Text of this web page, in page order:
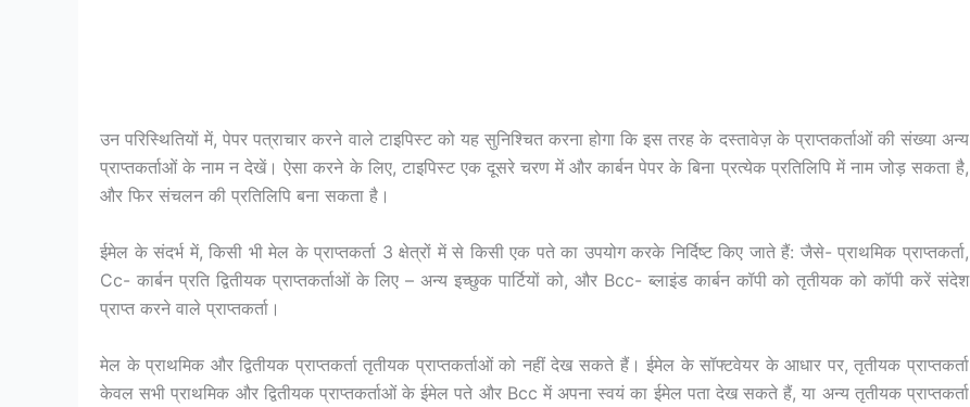
उन परिस्थितियों में, पेपर पत्राचार करने वाले टाइपिस्ट को यह सुनिश्चित करना होगा कि इस तरह के दस्तावेज़ के प्राप्तकर्ताओं की संख्या अन्य
प्राप्तकर्ताओं के नाम न देखें। ऐसा करने के लिए, टाइपिस्ट एक दूसरे चरण में और कार्बन पेपर के बिना प्रत्येक प्रतिलिपि में नाम जोड़ सकता है,
और फिर संचलन की प्रतिलिपि बना सकता है।
ईमेल के संदर्भ में, किसी भी मेल के प्राप्तकर्ता 3 क्षेत्रों में से किसी एक पते का उपयोग करके निर्दिष्ट किए जाते हैं: जैसे- प्राथमिक प्राप्तकर्ता,
Cc- कार्बन प्रति द्वितीयक प्राप्तकर्ताओं के लिए – अन्य इच्छुक पार्टियों को, और Bcc- ब्लाइंड कार्बन कॉपी को तृतीयक को कॉपी करें संदेश
प्राप्त करने वाले प्राप्तकर्ता।
मेल के प्राथमिक और द्वितीयक प्राप्तकर्ता तृतीयक प्राप्तकर्ताओं को नहीं देख सकते हैं। ईमेल के सॉफ्टवेयर के आधार पर, तृतीयक प्राप्तकर्ता
केवल सभी प्राथमिक और द्वितीयक प्राप्तकर्ताओं के ईमेल पते और Bcc में अपना स्वयं का ईमेल पता देख सकते हैं, या अन्य तृतीयक प्राप्तकर्ता